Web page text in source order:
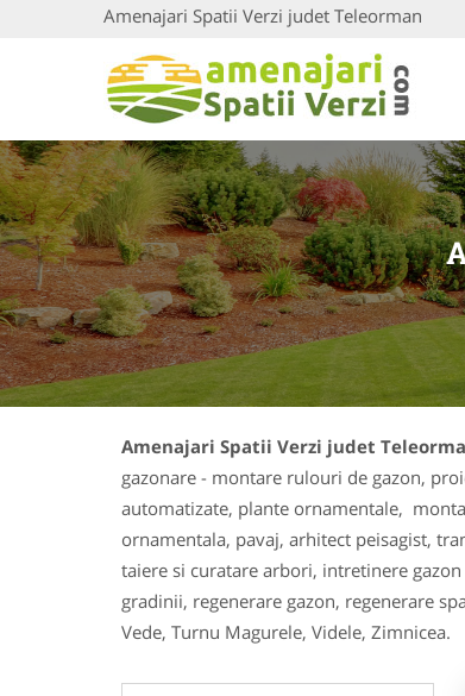
Amenajari Spatii Verzi judet Teleorman
Amenajari Spatii Verzi judet
gazonare - montare rulouri de gazon,
automatizate, plante ornamentale,
ornamentala, pavaj, arhitect peisagist,
taiere si curatare arbori, intretinere
gradinii, regenerare gazon, regenerare
Vede, Turnu Magurele, Videle, Zimnicea.